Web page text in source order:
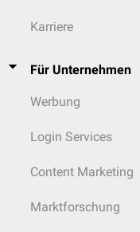
Karriere
Für Unternehmen
Werbung
Login Services
Content Marketing
Marktforschung